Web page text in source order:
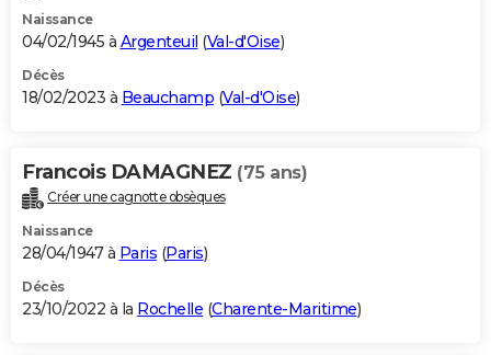
Naissance
04/02/1945 à Argenteuil (Val-d'Oise)
Décès
18/02/2023 à Beauchamp (Val-d'Oise)
Francois DAMAGNEZ (75 ans)
Créer une cagnotte obsèques
Naissance
28/04/1947 à Paris (Paris)
Décès
23/10/2022 à la Rochelle (Charente-Maritime)